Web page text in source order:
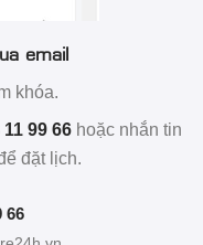
email
khóa.
11 99 66 hoặc nhắn tin
đặt lịch.
66